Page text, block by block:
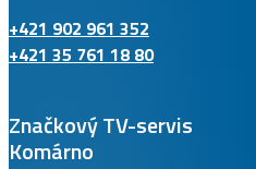
+421 902 961 352
+421 35 761 18 80
Značkový TV-servis
Komárno